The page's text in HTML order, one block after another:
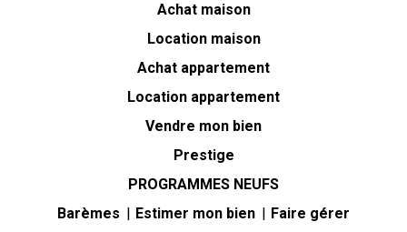
Achat maison
Location maison
Achat appartement
Location appartement
Vendre mon bien
Prestige
PROGRAMMES NEUFS
Barèmes
Estimer mon bien Faire gérer